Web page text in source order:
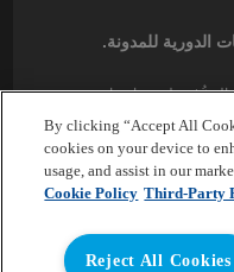
الدورية للمدونة.
التعرُّف على ممارسات
By clicking “Accept All
cookies on your device to
usage, and assist in our
Cookie Policy Third-Party
Reject All Cookies